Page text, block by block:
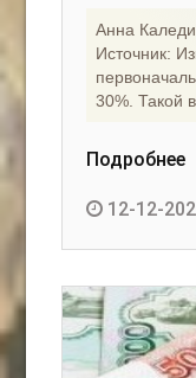
Анна
Источник:
30%. Такой
Подробнее
12-12-